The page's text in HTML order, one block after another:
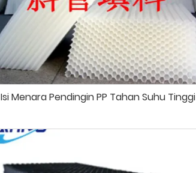
Isi Menara Pendingin PP Tahan Suhu Tinggi